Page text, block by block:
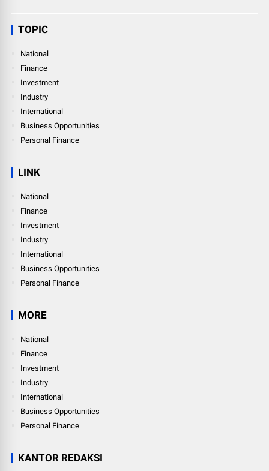
TOPIC
National
Finance
Investment
Industry
International
Business Opportunities
Personal Finance
LINK
National
Finance
Investment
Industry
International
Business Opportunities
Personal Finance
MORE
National
Finance
Investment
Industry
International
Business Opportunities
Personal Finance
KANTOR REDAKSI